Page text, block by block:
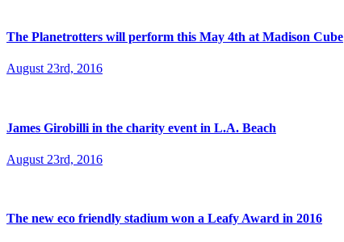
The Planetrotters will perform this May 4th at Madison Cube
August 23rd, 2016
James Girobilli in the charity event in L.A. Beach
August 23rd, 2016
The new eco friendly stadium won a Leafy Award in 2016